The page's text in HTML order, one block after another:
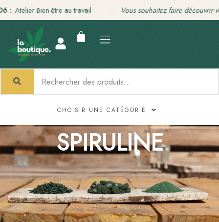
au
:Atelier Bien-être au travail - Vous souhaitez faire découvrir
CHOISIR UNE CATÉGORIE
SPIRULINE